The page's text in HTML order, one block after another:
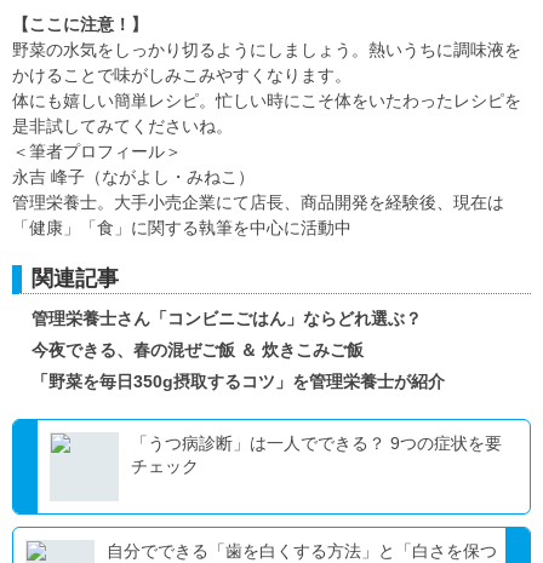
【ここに注意！】
野菜の水気をしっかり切るようにしましょう。熱いうちに調味液を
かけることで味がしみこみやすくなります。
体にも嬉しい簡単レシピ。忙しい時にこそ体をいたわったレシピを
是非試してみてくださいね。
＜筆者プロフィール＞
永吉 峰子（ながよし・みねこ）
管理栄養士。大手小売企業にて店長、商品開発を経験後、現在は
「健康」「食」に関する執筆を中心に活動中
関連記事
管理栄養士さん「コンビニごはん」ならどれ選ぶ？
今夜できる、春の混ぜご飯 ＆ 炊きこみご飯
「野菜を毎日350g摂取するコツ」を管理栄養士が紹介
「うつ病診断」は一人でできる？ 9つの症状を要
チェック
自分でできる「歯を白くする方法」と「白さを保つ